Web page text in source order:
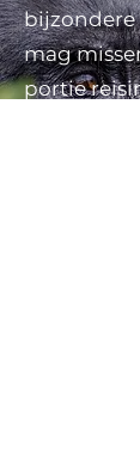
bijzondere
mag
portie